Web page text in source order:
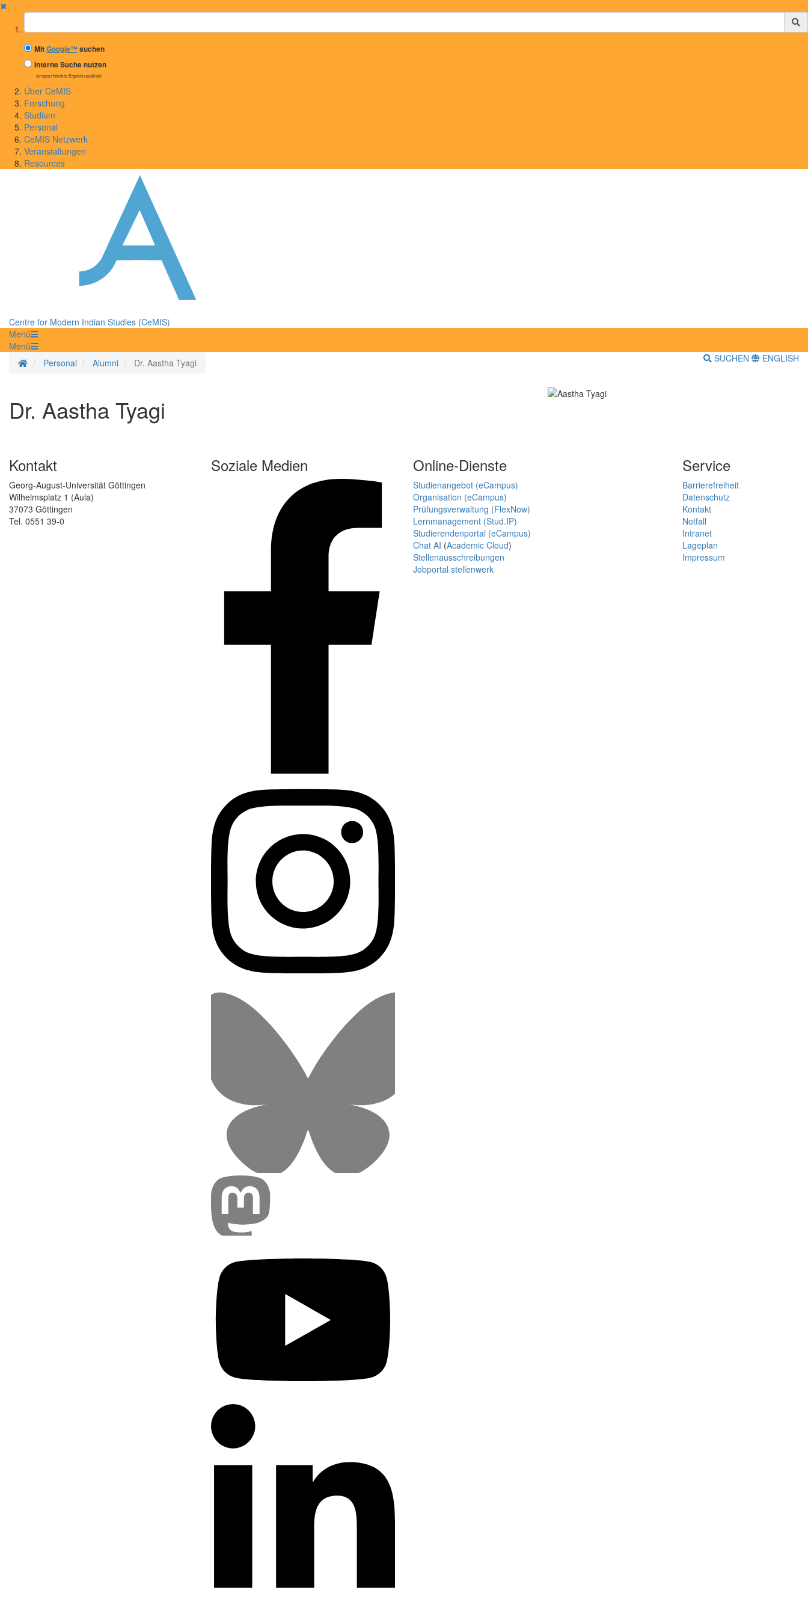
✖
Suchbegriff
MitGoogle™suchen
Interne Suche nutzen
(eingeschränkte Ergebnisqualität)
Über CeMIS
Forschung
Studium
Personal
CeMIS Netzwerk
Veranstaltungen
Resources
Centre for Modern Indian Studies (CeMIS)
Menü
Menü
Startseite
Personal Alumni Dr. Aastha Tyagi SUCHEN ENGLISH
Dr. Aastha Tyagi
Kontakt
Georg-August-Universität Göttingen
Wilhelmsplatz 1 (Aula)
37073 Göttingen
Tel. 0551 39-0
Soziale Medien Online-Dienste
Studienangebot (eCampus)
Organisation (eCampus)
Prüfungsverwaltung (FlexNow)
Lernmanagement (Stud.IP)
Studierendenportal (eCampus)
Chat AI (Academic Cloud)
Stellenausschreibungen
Jobportal stellenwerk
Service
Barrierefreiheit
Datenschutz
Kontakt
Notfall
Intranet
Lageplan
Impressum